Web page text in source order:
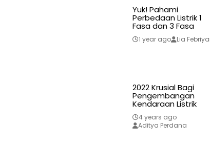
Yuk! Pahami
Perbedaan Listrik 1
Fasa dan 3 Fasa
1 year ago Lia
2022 Krusial Bagi
Pengembangan
Kendaraan Listrik
4 years ago
Aditya Perdana